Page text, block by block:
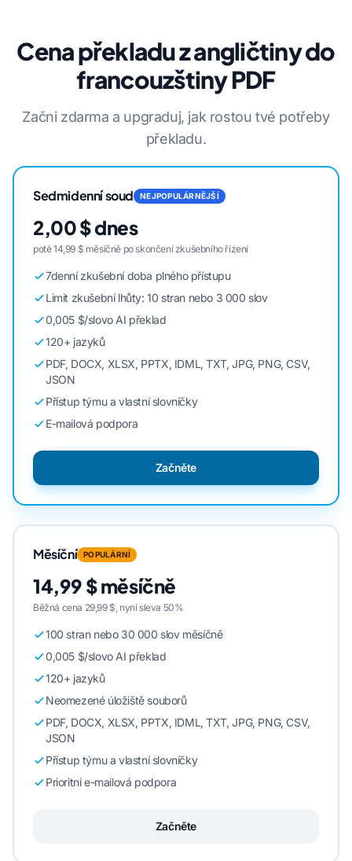
Cena překladu z angličtiny do
francouzštiny PDF
Začni zdarma a upgraduj, jak rostou tvé potřeby
překladu.
Sedmidenní soud NEJPOPULÁRNĚJŠÍ
2,00 $ dnes
poté 14,99 $ měsíčně po skončení zkušebního řízení
7denní zkušební doba plného přístupu
Limit zkušební lhůty: 10 stran nebo 3 000 slov
0,005 $/slovo AI překlad
120+ jazyků
PDF, DOCX, XLSX, PPTX, IDML, TXT, JPG, PNG, CSV,
JSON
Přístup týmu a vlastní slovníčky
E-mailová podpora
Začněte
Měsíční POPULÁRNÍ
14,99 $ měsíčně
Běžná cena 29,99 $, nyní sleva 50%
100 stran nebo 30 000 slov měsíčně
0,005 $/slovo AI překlad
120+ jazyků
Neomezené úložiště souborů
PDF, DOCX, XLSX, PPTX, IDML, TXT, JPG, PNG, CSV,
JSON
Přístup týmu a vlastní slovníčky
Prioritní e-mailová podpora
Začněte